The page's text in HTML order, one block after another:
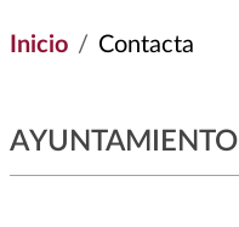
Inicio Contacta
AYUNTAMIENTO